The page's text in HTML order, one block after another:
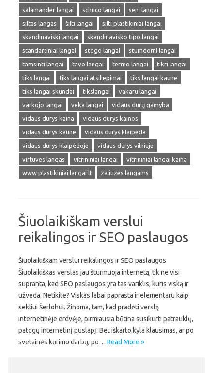
salamander langai
schuco langai
seni langai
siltas langas
šilti langai
silti plastikiniai langai
skandinaviski langai
skandinavisko tipo langai
standartiniai langai
stogo langai
stumdomi langai
tamsinti langai
tavo langai termo langai
tikri langai
tiks langai
tiks langai atsiliepimai
tiks langai kaune
tiks langai skundai
tikslangai
vakaru langai
varkojo langai
veka langai
vidaus durų gamyba
vidaus durys kaina
vidaus durys kainos
vidaus durys kaune
vidaus durys klaipeda
vidaus durys klaipėdoje
vidaus durys vilniuje
virtuves langas
vitrininiai langai
vitrininiai langai kaina
www plastikiniai langai lt
zaliuzes langams
Šiuolaikiškam verslui
reikalingos ir SEO paslaugos
Šiuolaikiškam verslui reikalingos ir SEO paslaugos
Šiuolaikiškas verslas jau šturmuoja internetą, tik ne visi
supranta, kad SEO paslaugos yra tas variklis, kuris viską ir
užveda. Netikite? Viskas labai paprasta ir elementaru kaip
sekliui Šerlohui. Žinoma, tam, kad pradėti verslą
internetinėje erdvėje, pirmiausia būtina susikurti patrauklų,
patogų internetinį puslapį. Bet iškarto kyla klausimas, ar po
svetainės kūrimo darbų, po… Read More »